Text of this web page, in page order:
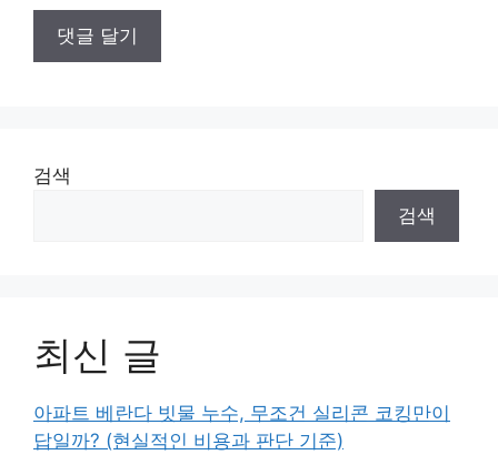
검색
검색
최신 글
아파트 베란다 빗물 누수, 무조건 실리콘 코킹만이
답일까? (현실적인 비용과 판단 기준)